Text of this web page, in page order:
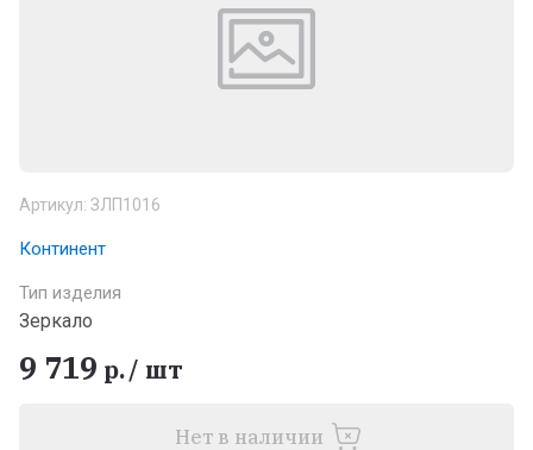
Артикул: ЗЛП1016
Континент
Тип изделия
Зеркало
9 719 р./ шт
Нет в наличии